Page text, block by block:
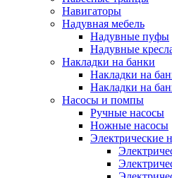
Навигаторы
Надувная мебель
Надувные пуфы
Надувные
Накладки на банки
Накладки на
Накладки на
Насосы и помпы
Ручные насосы
Ножные насосы
Электрические